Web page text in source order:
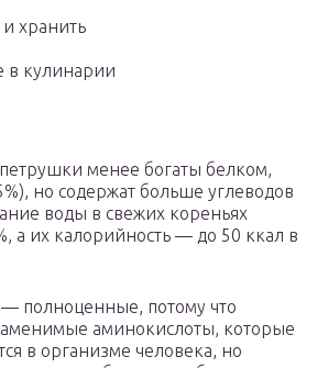
хранить
кулинарии
менее богаты белком,
но содержат больше углеводов
воды в свежих кореньях
а их калорийность — до 50 ккал в
полноценные, потому что
аминокислоты, которые
в организме человека, но